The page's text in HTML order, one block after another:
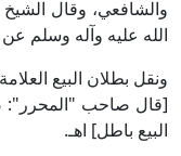
والشافعي، وقال
الله عليه وآله وسلم
ونقل بطلان البيع
[قال صاحب "المحرر":
البيع باطل] اهـ.